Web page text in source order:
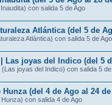
con salida 5 de Ago
Atlántica (del 5 de
Atlántica) con salida 5 de Ago
Las joyas del Indico (del 5
joyas del Indico) con salida 5 de
(del 4 de Ago al 24
con salida 4 de Ago